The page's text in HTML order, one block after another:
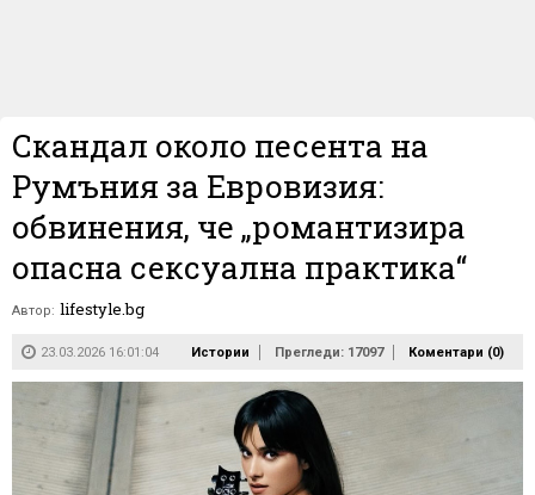
Скандал около песента на
Румъния за Евровизия:
обвинения, че „романтизира
опасна сексуална практика“
Автор: lifestyle.bg
23.03.2026 16:01:04 Истории Прегледи: 17097 Коментари (0)